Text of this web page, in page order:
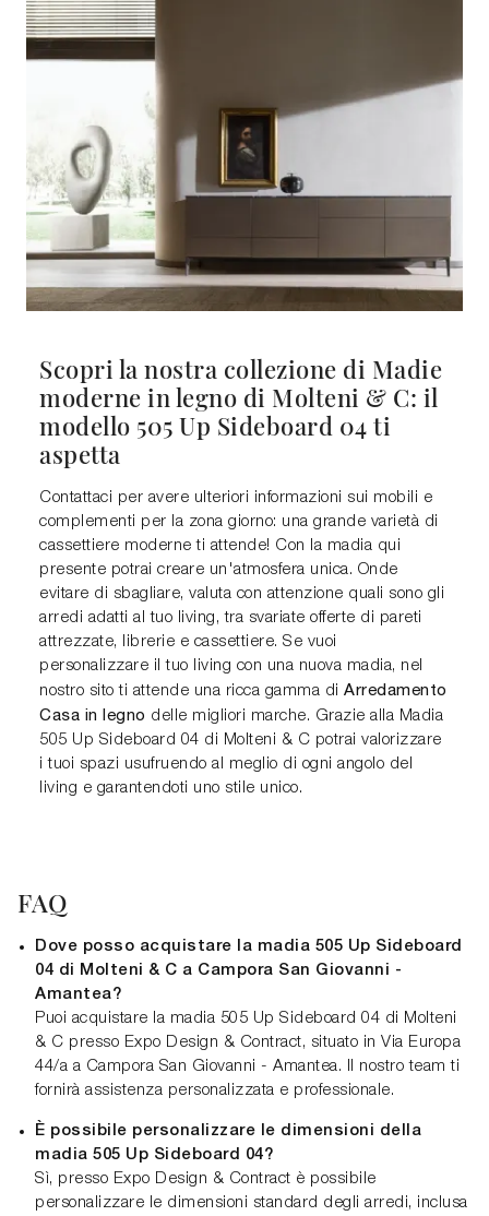
Scopri la nostra collezione di Madie
moderne in legno di Molteni & C: il
modello 505 Up Sideboard 04 ti
aspetta
Contattaci per avere ulteriori informazioni sui mobili e
complementi per la zona giorno: una grande varietà di
cassettiere moderne ti attende! Con la madia qui
presente potrai creare un'atmosfera unica. Onde
evitare di sbagliare, valuta con attenzione quali sono gli
arredi adatti al tuo living, tra svariate offerte di pareti
attrezzate, librerie e cassettiere. Se vuoi
personalizzare il tuo living con una nuova madia, nel
nostro sito ti attende una ricca gamma di Arredamento
Casa in legno delle migliori marche. Grazie alla Madia
505 Up Sideboard 04 di Molteni & C potrai valorizzare
i tuoi spazi usufruendo al meglio di ogni angolo del
living e garantendoti uno stile unico.
FAQ
Dove posso acquistare la madia 505 Up Sideboard
04 di Molteni & C a Campora San Giovanni -
Amantea?
Puoi acquistare la madia 505 Up Sideboard 04 di Molteni
& C presso Expo Design & Contract, situato in Via Europa
44/a a Campora San Giovanni - Amantea. Il nostro team ti
fornirà assistenza personalizzata e professionale.
È possibile personalizzare le dimensioni della
madia 505 Up Sideboard 04?
Sì, presso Expo Design & Contract è possibile
personalizzare le dimensioni standard degli arredi, inclusa